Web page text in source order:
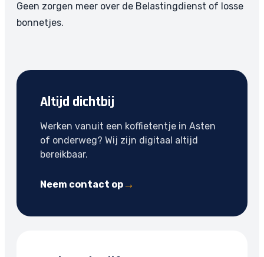
Geen zorgen meer over de Belastingdienst of losse
bonnetjes.
Altijd dichtbij
Werken vanuit een koffietentje in Asten
of onderweg? Wij zijn digitaal altijd
bereikbaar.
Neem contact op